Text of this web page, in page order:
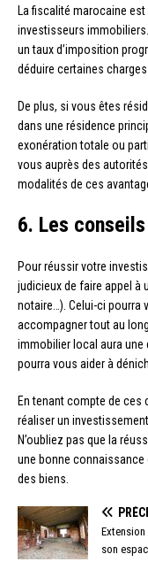
La fiscalité marocaine
investisseurs
un taux d’imposition
déduire certaines
De plus, si vous êtes
dans une résidence
exonération totale ou
vous auprès des
modalités de ces
6. Les
Pour réussir votre
judicieux de faire appel à
notaire…). Celui-ci pourra
accompagner tout au
immobilier local aura
pourra vous aider à
En tenant compte de
réaliser un
N’oubliez pas que la
une bonne
des biens.
son